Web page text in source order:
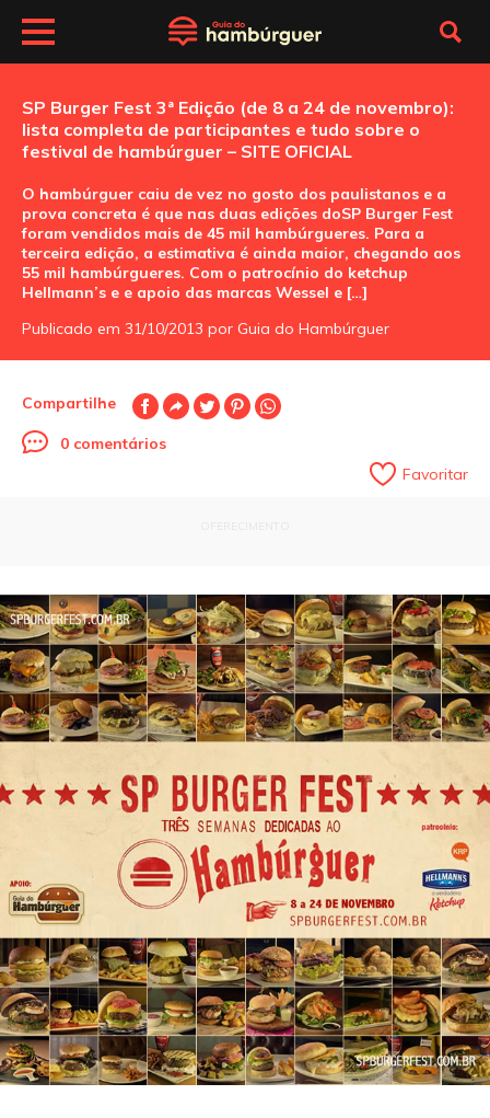
SP Burger Fest 3ª Edição (de 8 a 24 de novembro):
lista completa de participantes e tudo sobre o
festival de hambúrguer – SITE OFICIAL
O hambúrguer caiu de vez no gosto dos paulistanos e a
prova concreta é que nas duas edições doSP Burger Fest
foram vendidos mais de 45 mil hambúrgueres. Para a
terceira edição, a estimativa é ainda maior, chegando aos
55 mil hambúrgueres. Com o patrocínio do ketchup
Hellmann’s e e apoio das marcas Wessel e […]
Publicado em 31/10/2013 por Guia do Hambúrguer
Compartilhe
0 comentários
Favoritar